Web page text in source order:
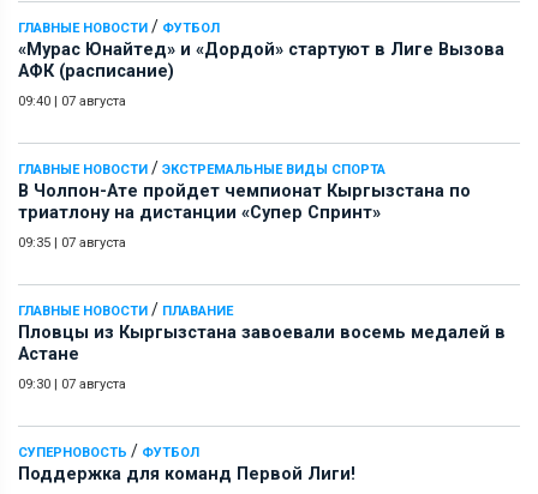
ГЛАВНЫЕ НОВОСТИ / ФУТБОЛ
«Мурас Юнайтед» и «Дордой» стартуют в Лиге Вызова
АФК (расписание)
09:40 | 07 августа
ГЛАВНЫЕ НОВОСТИ / ЭКСТРЕМАЛЬНЫЕ ВИДЫ СПОРТА
В Чолпон-Ате пройдет чемпионат Кыргызстана по
триатлону на дистанции «Супер Спринт»
09:35 | 07 августа
ГЛАВНЫЕ НОВОСТИ / ПЛАВАНИЕ
Пловцы из Кыргызстана завоевали восемь медалей в
Астане
09:30 | 07 августа
СУПЕРНОВОСТЬ / ФУТБОЛ
Поддержка для команд Первой Лиги!